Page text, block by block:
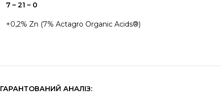
7 – 21 – 0
+0,2% Zn (7% Actagro Organic Acids®)
ГАРАНТОВАНИЙ АНАЛІЗ: